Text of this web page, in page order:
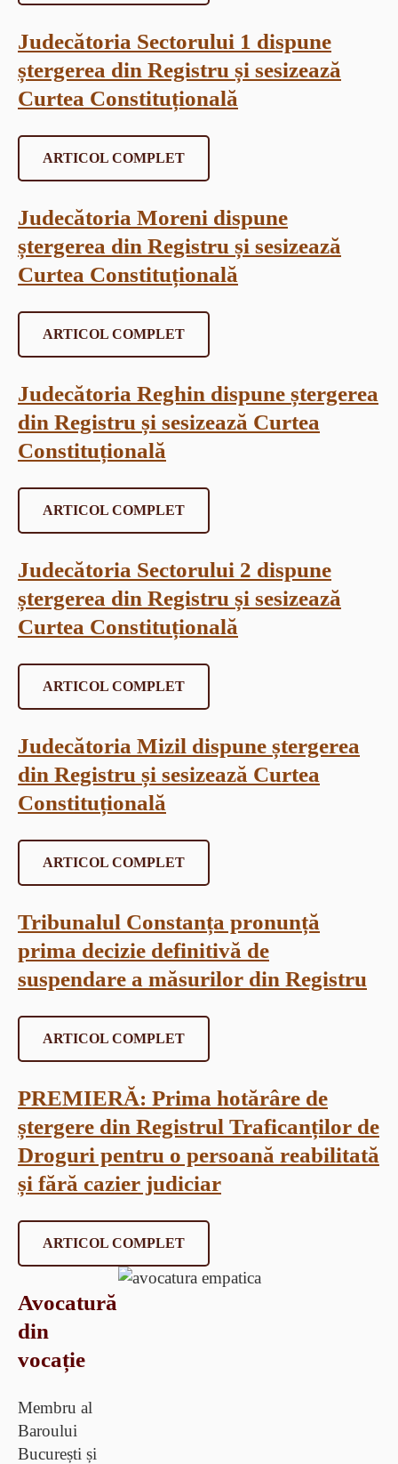
Judecătoria Sectorului 1 dispune
ștergerea din Registru și sesizează
Curtea Constituțională
ARTICOL COMPLET
Judecătoria Moreni dispune
ștergerea din Registru și sesizează
Curtea Constituțională
ARTICOL COMPLET
Judecătoria Reghin dispune ștergerea
din Registru și sesizează Curtea
Constituțională
ARTICOL COMPLET
Judecătoria Sectorului 2 dispune
ștergerea din Registru și sesizează
Curtea Constituțională
ARTICOL COMPLET
Judecătoria Mizil dispune ștergerea
din Registru și sesizează Curtea
Constituțională
ARTICOL COMPLET
Tribunalul Constanța pronunță
prima decizie definitivă de
suspendare a măsurilor din Registru
ARTICOL COMPLET
PREMIERĂ: Prima hotărâre de
ștergere din Registrul Traficanților de
Droguri pentru o persoană reabilitată
și fără cazier judiciar
ARTICOL COMPLET
Avocatură
din
vocație
Membru al
Baroului
București și